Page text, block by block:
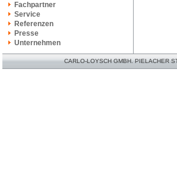
Fachpartner
Service
Referenzen
Presse
Unternehmen
CARLO-LOYSCH GMBH. PIELACHER